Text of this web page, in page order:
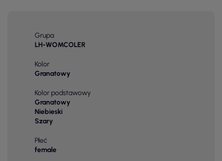
Grupa
LH-WOMCOLER
Kolor
Granatowy
Kolor podstawowy
Granatowy
Niebieski
Szary
Płeć
female